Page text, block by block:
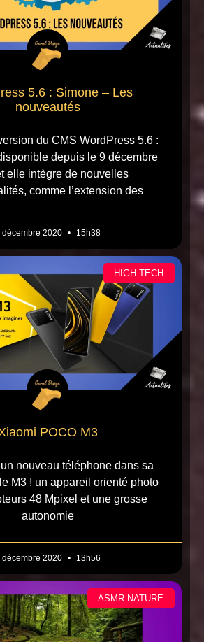
5.6 : Simone – Les
nouveautés
du CMS WordPress 5.6 :
depuis le 9 décembre
elle intègre de nouvelles
comme l’extension des
décembre 2020 15h38
HIGH TECH
POCO M3
nouveau téléphone dans sa
M3 ! un appareil orienté photo
48 Mpixel et une grosse
autonomie
décembre 2020 13h56
ASMR NATURE